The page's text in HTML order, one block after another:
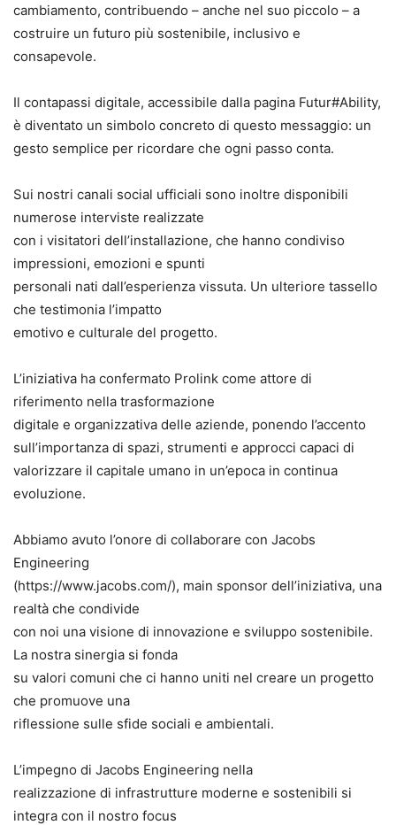
cambiamento, contribuendo – anche nel suo piccolo – a
costruire un futuro più sostenibile, inclusivo e
consapevole.
Il contapassi digitale, accessibile dalla pagina Futur#Ability,
è diventato un simbolo concreto di questo messaggio: un
gesto semplice per ricordare che ogni passo conta.
Sui nostri canali social ufficiali sono inoltre disponibili
numerose interviste realizzate
con i visitatori dell’installazione, che hanno condiviso
impressioni, emozioni e spunti
personali nati dall’esperienza vissuta. Un ulteriore tassello
che testimonia l’impatto
emotivo e culturale del progetto.
L’iniziativa ha confermato Prolink come attore di
riferimento nella trasformazione
digitale e organizzativa delle aziende, ponendo l’accento
sull’importanza di spazi, strumenti e approcci capaci di
valorizzare il capitale umano in un’epoca in continua
evoluzione.
Abbiamo avuto l’onore di collaborare con Jacobs
Engineering
(https://www.jacobs.com/), main sponsor dell’iniziativa, una
realtà che condivide
con noi una visione di innovazione e sviluppo sostenibile.
La nostra sinergia si fonda
su valori comuni che ci hanno uniti nel creare un progetto
che promuove una
riflessione sulle sfide sociali e ambientali.
L’impegno di Jacobs Engineering nella
realizzazione di infrastrutture moderne e sostenibili si
integra con il nostro focus